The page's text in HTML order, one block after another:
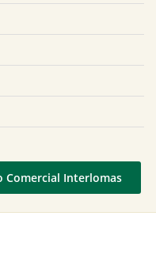
Comercial Interlomas